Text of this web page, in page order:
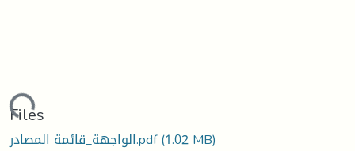
Files
الواجهة_قائمة المصادر.pdf(1.02 MB)